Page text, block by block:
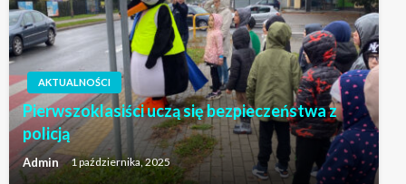
AKTUALNOŚCI
Pierwszoklasiści uczą się bezpieczeństwa z
policją
Admin 1 października, 2025